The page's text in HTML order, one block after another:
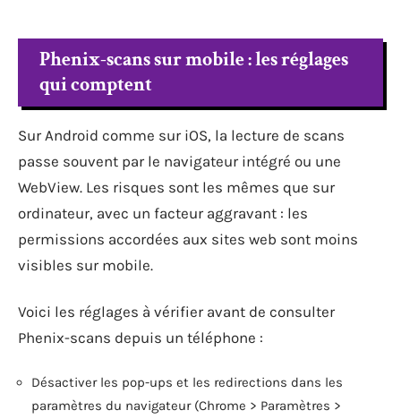
Phenix-scans sur mobile : les réglages
qui comptent
Sur Android comme sur iOS, la lecture de scans
passe souvent par le navigateur intégré ou une
WebView. Les risques sont les mêmes que sur
ordinateur, avec un facteur aggravant : les
permissions accordées aux sites web sont moins
visibles sur mobile.
Voici les réglages à vérifier avant de consulter
Phenix-scans depuis un téléphone :
Désactiver les pop-ups et les redirections dans les
paramètres du navigateur (Chrome > Paramètres >